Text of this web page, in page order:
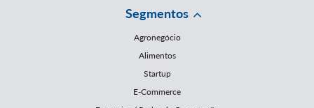
Segmentos
Agronegócio
Alimentos
Startup
E-Commerce